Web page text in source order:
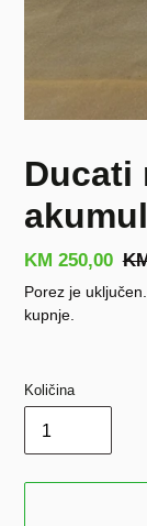
Ducati
Prodajna
cijena
KM 250,00
Porez je uključen.
kupnje.
Količina